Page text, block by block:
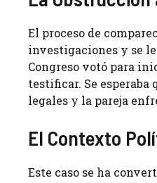
El proceso de
investigaciones y se
Congreso votó para
testificar. Se esperaba
legales y la pareja
El Contexto
Este caso se ha